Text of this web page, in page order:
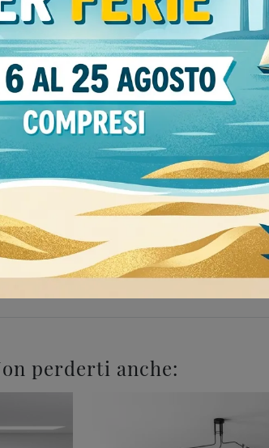
moderne 122
Tortona Pareti attrezzate
perderti anche: